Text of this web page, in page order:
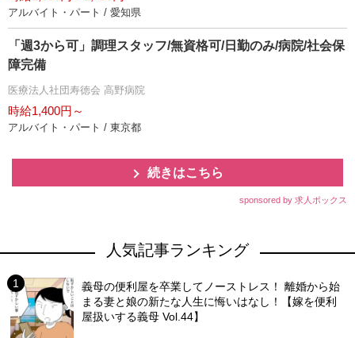
アルバイト・パート / 愛知県
「週3から可」調理スタッフ/無資格可/日勤のみ/病院/社会保
障完備
医療法人社団寿徳会 高野病院
時給1,400円～
アルバイト・パート / 東京都
続きはこちら
sponsored by 求人ボックス
人気記事ランキング
義母の便利屋を卒業してノーストレス！ 離婚から始
まる妻と娘の新たな人生に悔いはなし！【嫁を便利
屋扱いする義母 Vol.44】